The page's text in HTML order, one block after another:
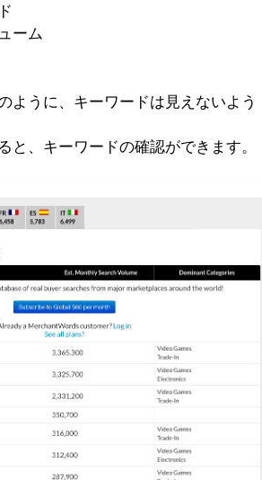
ーム
ように、キーワードは見えないよう
と、キーワードの確認ができます。